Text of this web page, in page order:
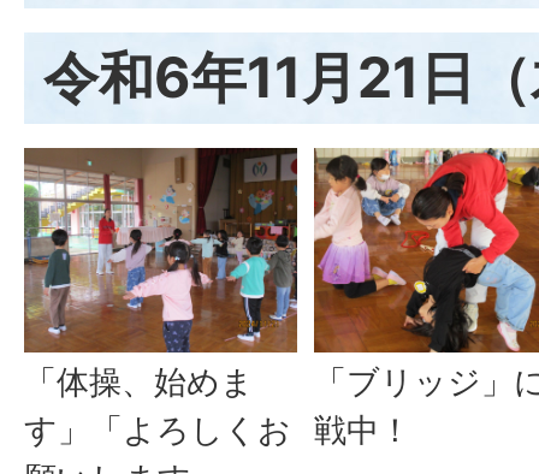
令和6年11月21日
「体操、始めま
す」「よろしくお
「ブリッジ」
戦中！